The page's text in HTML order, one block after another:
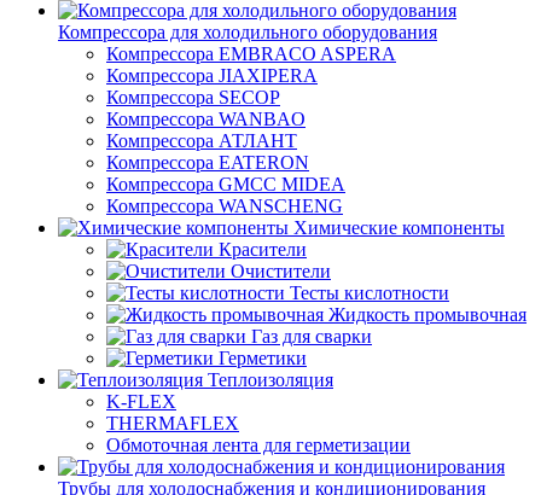
Компрессора для холодильного оборудования
Компрессора EMBRACO ASPERA
Компрессора JIAXIPERA
Компрессора SECOP
Компрессора WANBAO
Компрессора АТЛАНТ
Компрессора EATERON
Компрессора GMCC MIDEA
Компрессора WANSCHENG
Химические компоненты
Красители
Очистители
Тесты кислотности
Жидкость промывочная
Газ для сварки
Герметики
Теплоизоляция
K-FLEX
THERMAFLEX
Обмоточная лента для герметизации
Трубы для холодоснабжения и кондиционирования